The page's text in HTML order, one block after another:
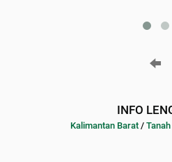
INFO
Kalimantan Barat /